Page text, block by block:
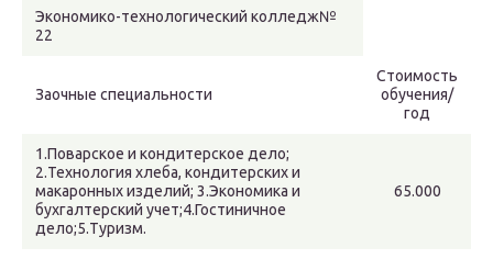
Экономико-технологический колледж№
22
Заочные специальности
Стоимость
обучения/
год
1.Поварское и кондитерское дело;
2.Технология хлеба, кондитерских и
макаронных изделий; 3.Экономика и
бухгалтерский учет;4.Гостиничное
дело;5.Туризм.
65.000